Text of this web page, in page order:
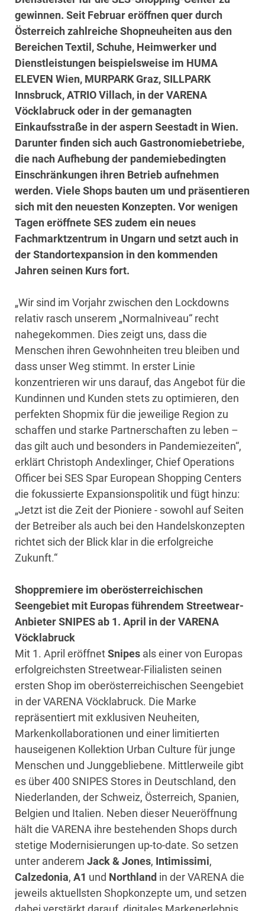
gewinnen. Seit Februar eröffnen quer durch
Österreich zahlreiche Shopneuheiten aus den
Bereichen Textil, Schuhe, Heimwerker und
Dienstleistungen beispielsweise im HUMA
ELEVEN Wien, MURPARK Graz, SILLPARK
Innsbruck, ATRIO Villach, in der VARENA
Vöcklabruck oder in der gemanagten
Einkaufsstraße in der aspern Seestadt in Wien.
Darunter finden sich auch Gastronomiebetriebe,
die nach Aufhebung der pandemiebedingten
Einschränkungen ihren Betrieb aufnehmen
werden. Viele Shops bauten um und präsentieren
sich mit den neuesten Konzepten. Vor wenigen
Tagen eröffnete SES zudem ein neues
Fachmarktzentrum in Ungarn und setzt auch in
der Standortexpansion in den kommenden
Jahren seinen Kurs fort.
„Wir sind im Vorjahr zwischen den Lockdowns
relativ rasch unserem „Normalniveau“ recht
nahegekommen. Dies zeigt uns, dass die
Menschen ihren Gewohnheiten treu bleiben und
dass unser Weg stimmt. In erster Linie
konzentrieren wir uns darauf, das Angebot für die
Kundinnen und Kunden stets zu optimieren, den
perfekten Shopmix für die jeweilige Region zu
schaffen und starke Partnerschaften zu leben –
das gilt auch und besonders in Pandemiezeiten“,
erklärt Christoph Andexlinger, Chief Operations
Officer bei SES Spar European Shopping Centers
die fokussierte Expansionspolitik und fügt hinzu:
„Jetzt ist die Zeit der Pioniere - sowohl auf Seiten
der Betreiber als auch bei den Handelskonzepten
richtet sich der Blick klar in die erfolgreiche
Zukunft.“
Shoppremiere im oberösterreichischen
Seengebiet mit Europas führendem Streetwear-
Anbieter SNIPES ab 1. April in der VARENA
Vöcklabruck
Mit 1. April eröffnetSnipes als einer von Europas
erfolgreichsten Streetwear-Filialisten seinen
ersten Shop im oberösterreichischen Seengebiet
in der VARENA Vöcklabruck. Die Marke
repräsentiert mit exklusiven Neuheiten,
Markenkollaborationen und einer limitierten
hauseigenen Kollektion Urban Culture für junge
Menschen und Junggebliebene. Mittlerweile gibt
es über 400 SNIPES Stores in Deutschland, den
Niederlanden, der Schweiz, Österreich, Spanien,
Belgien und Italien. Neben dieser Neueröffnung
hält die VARENA ihre bestehenden Shops durch
stetige Modernisierungen up-to-date. So setzen
unter anderem Jack & Jones, Intimissimi,
Calzedonia, A1 und Northland in der VARENA die
jeweils aktuellsten Shopkonzepte um, und setzen